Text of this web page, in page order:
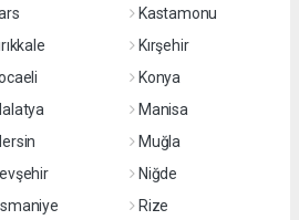
Kastamonu
Kırşehir
Konya
Manisa
Muğla
Niğde
Rize